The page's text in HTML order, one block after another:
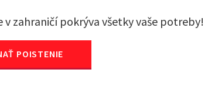
v zahraničí pokrýva všetky vaše potreby!
POISTENIE